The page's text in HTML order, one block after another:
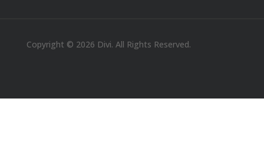
Copyright © 2026 Divi. All Rights Reserved.